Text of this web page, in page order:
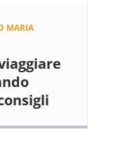
MARIA